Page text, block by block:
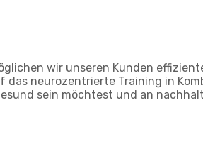
wir unseren Kunden
neurozentrierte Training in
sein möchtest und an